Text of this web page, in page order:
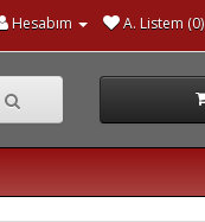
Hesabım A. Listem (0)